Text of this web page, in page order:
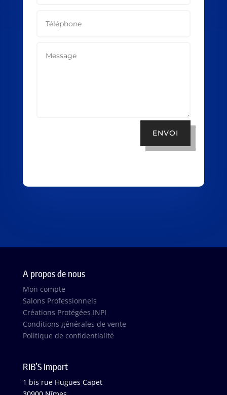
ENVOI
A propos de nous
Mon compte
Salons Professionnels
Créations Protégées INPI
Conditions générales de vente
Politique de confidentialité
RIB’S Import
1 bis rue Hugues Capet